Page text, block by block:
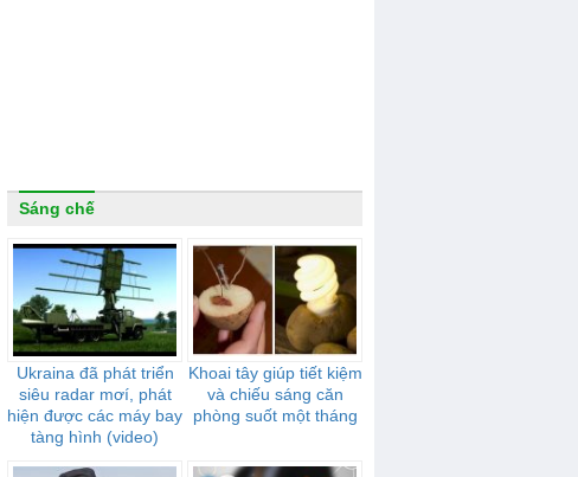
Sáng chế
Ukraina đã phát triển
siêu radar mơí, phát
hiện được các máy bay
tàng hình (video)
Khoai tây giúp tiết kiệm
và chiếu sáng căn
phòng suốt một tháng